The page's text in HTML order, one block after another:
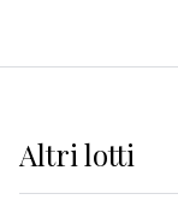
Altrilotti